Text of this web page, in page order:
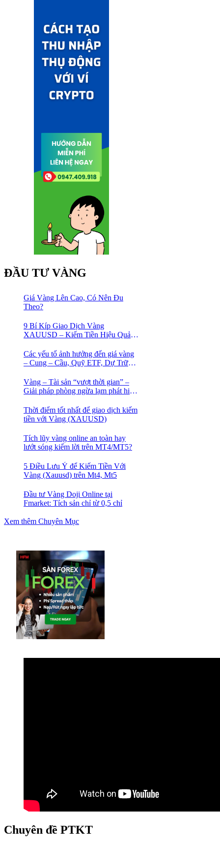
ĐẦU TƯ VÀNG
Giá Vàng Lên Cao, Có Nên Đu
Theo?
9 Bí Kíp Giao Dịch Vàng
XAUUSD – Kiếm Tiền Hiệu Quả
Các yếu tố ảnh hưởng đến giá vàng
– Cung – Cầu, Quỹ ETF, Dự Trữ
Vàng – Tài sản “vượt thời gian” –
Giải pháp phòng ngừa lạm phát hiệu
Thời điểm tốt nhất để giao dịch kiếm
tiền với Vàng (XAUUSD)
Tích lũy vàng online an toàn hay
lướt sóng kiếm lời trên MT4/MT5?
5 Điều Lưu Ý để Kiếm Tiền Với
Vàng (Xauusd) trên Mt4, Mt5
Đầu tư Vàng Doji Online tại
Fmarket: Tích sản chỉ từ 0,5 chỉ
Xem thêm Chuyên Mục
Chuyên đề PTKT